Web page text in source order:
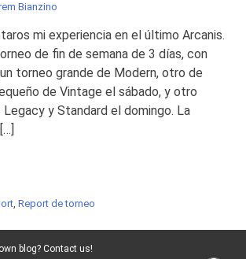
Bianzino
mi experiencia en el último Arcanis.
de fin de semana de 3 días, con
torneo grande de Modern, otro de
de Vintage el sábado, y otro
y Standard el domingo. La
, Report de torneo
blog? Contact us!